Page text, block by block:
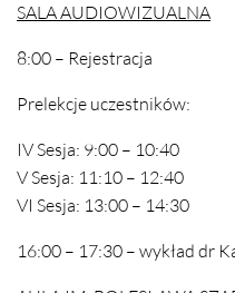
SALA AUDIOWIZUALNA
8:00 – Rejestracja
Prelekcje uczestników:
IV Sesja: 9:00 – 10:40
V Sesja: 11:10 – 12:40
VI Sesja: 13:00 – 14:30
16:00 – 17:30 – wykład dr